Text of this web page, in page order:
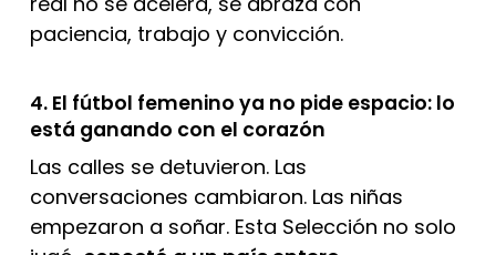
paciencia, trabajo y convicción.
4. El fútbol femenino ya no pide espacio: lo
está ganando con el corazón
Las calles se detuvieron. Las
conversaciones cambiaron. Las niñas
empezaron a soñar. Esta Selección no solo